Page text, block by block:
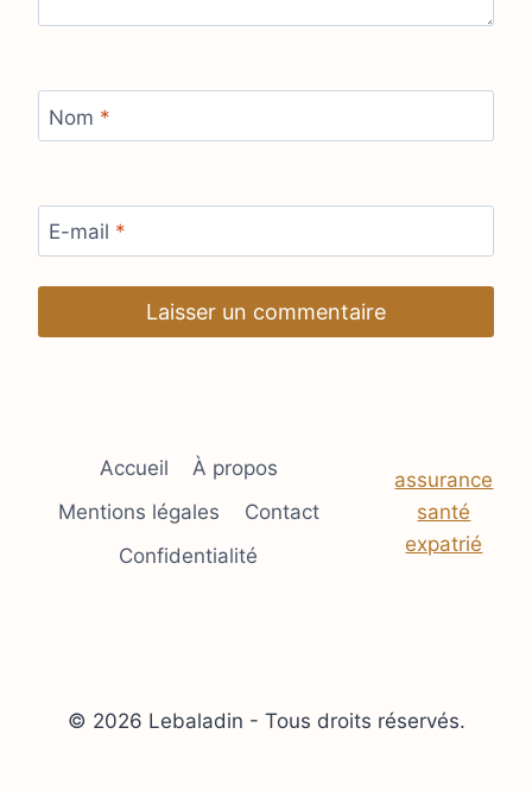
Nom *
E-mail *
Accueil
À propos
Mentions légales
Contact
Confidentialité
assurance
santé
expatrié
© 2026 Lebaladin - Tous droits réservés.